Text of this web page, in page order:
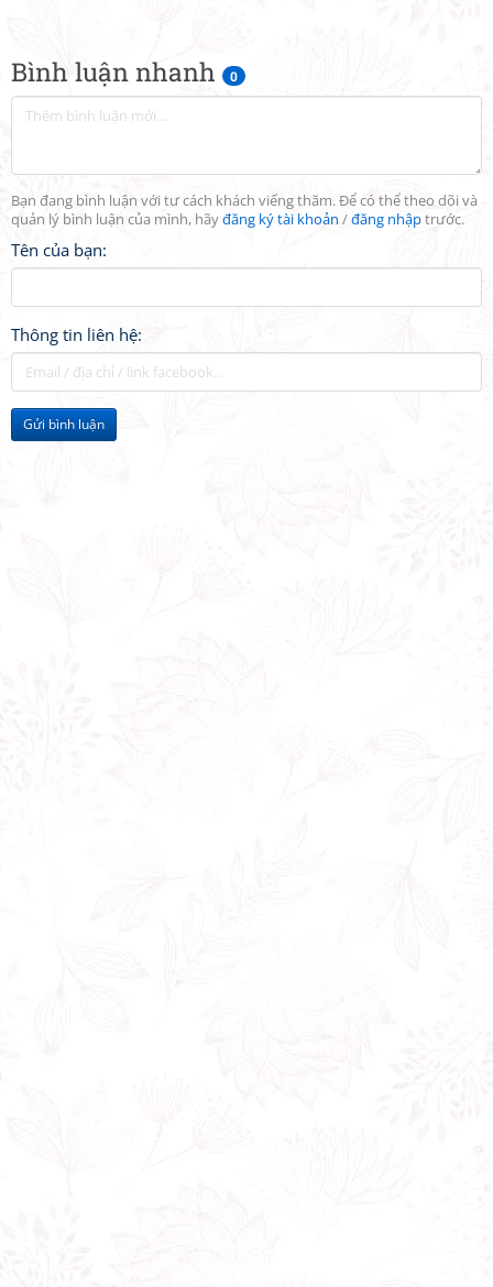
Bình luận nhanh 0
Bạn đang bình luận với tư cách khách viếng thăm. Để có thể theo dõi và
quản lý bình luận của mình, hãyđăng ký tài khoản /đăng nhậptrước.
Tên của bạn:
Thông tin liên hệ:
Gửi bình luận